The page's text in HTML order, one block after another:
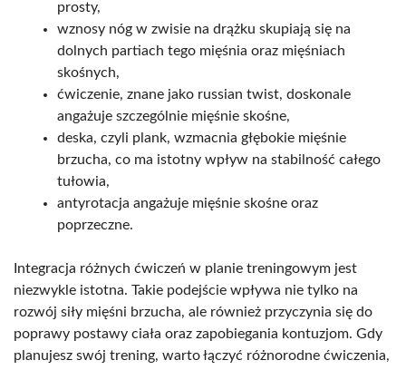
prosty,
wznosy nóg w zwisie na drążku skupiają się na
dolnych partiach tego mięśnia oraz mięśniach
skośnych,
ćwiczenie, znane jako russian twist, doskonale
angażuje szczególnie mięśnie skośne,
deska, czyli plank, wzmacnia głębokie mięśnie
brzucha, co ma istotny wpływ na stabilność całego
tułowia,
antyrotacja angażuje mięśnie skośne oraz
poprzeczne.
Integracja różnych ćwiczeń w planie treningowym jest
niezwykle istotna. Takie podejście wpływa nie tylko na
rozwój siły mięśni brzucha, ale również przyczynia się do
poprawy postawy ciała oraz zapobiegania kontuzjom. Gdy
planujesz swój trening, warto łączyć różnorodne ćwiczenia,